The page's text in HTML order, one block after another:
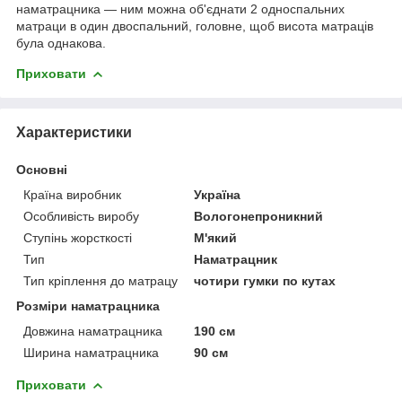
наматрацника — ним можна об'єднати 2 односпальних
матраци в один двоспальний, головне, щоб висота матраців
була однакова.
Приховати
Характеристики
Основні
Країна виробник
Україна
Особливість виробу
Вологонепроникний
Ступінь жорсткості
М'який
Тип
Наматрацник
Тип кріплення до матрацу
чотири гумки по кутах
Розміри наматрацника
Довжина наматрацника
190 см
Ширина наматрацника
90 см
Приховати